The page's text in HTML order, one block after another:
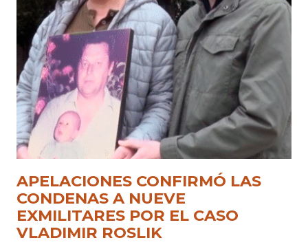
APELACIONES CONFIRMÓ LAS
CONDENAS A NUEVE
EXMILITARES POR EL CASO
VLADIMIR ROSLIK